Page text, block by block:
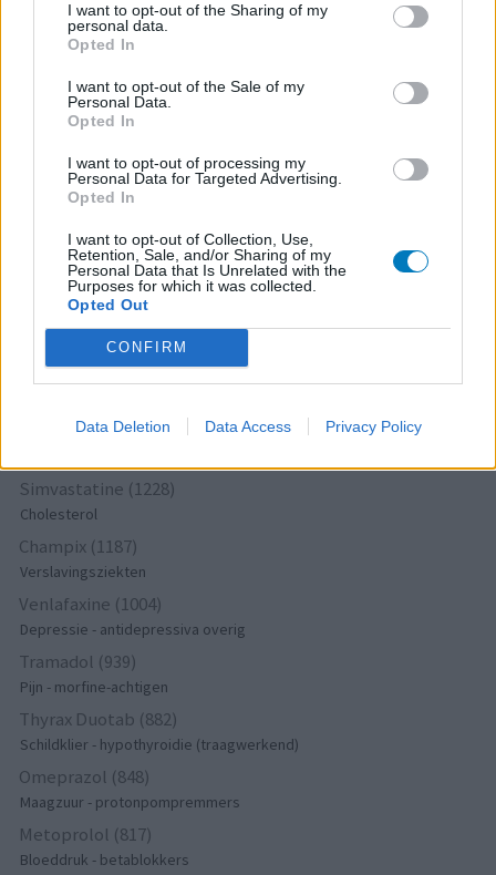
I want to opt-out of the Sharing of my
personal data.
Opted In
I want to opt-out of the Sale of my
Personal Data.
Opted In
I want to opt-out of processing my
Personal Data for Targeted Advertising.
Opted In
I want to opt-out of Collection, Use,
Retention, Sale, and/or Sharing of my
Personal Data that Is Unrelated with the
Purposes for which it was collected.
Opted Out
CONFIRM
Data Deletion Data Access Privacy Policy
geef mening
Medicijnen met de meeste ervaringen
Mirena (2378)
Anticonceptie - overig
Citalopram (1513)
Depressie - antidepressiva SSRI
Sertraline (1274)
Paroxetine (1272)
Simvastatine (1228)
Cholesterol
Champix (1187)
Verslavingsziekten
Venlafaxine (1004)
Depressie - antidepressiva overig
Tramadol (939)
Pijn - morfine-achtigen
Thyrax Duotab (882)
Schildklier - hypothyroidie (traagwerkend)
Omeprazol (848)
Maagzuur - protonpompremmers
Metoprolol (817)
Bloeddruk - betablokkers